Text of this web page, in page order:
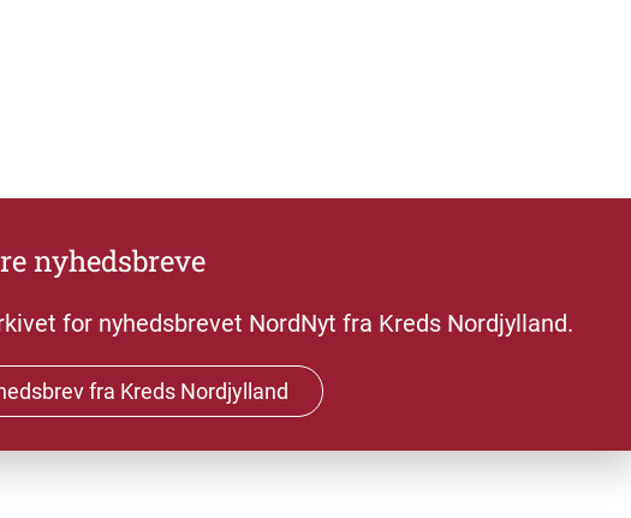
nyhedsbreve
for nyhedsbrevet NordNyt fra Kreds Nordjylland.
fra Kreds Nordjylland